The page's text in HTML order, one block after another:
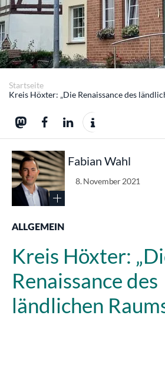
Startseite
Kreis Höxter: „Die Renaissance des
Fabian Wahl
8. November 2021
ALLGEMEIN
Kreis Höxter:
Renaissance des
ländlichen